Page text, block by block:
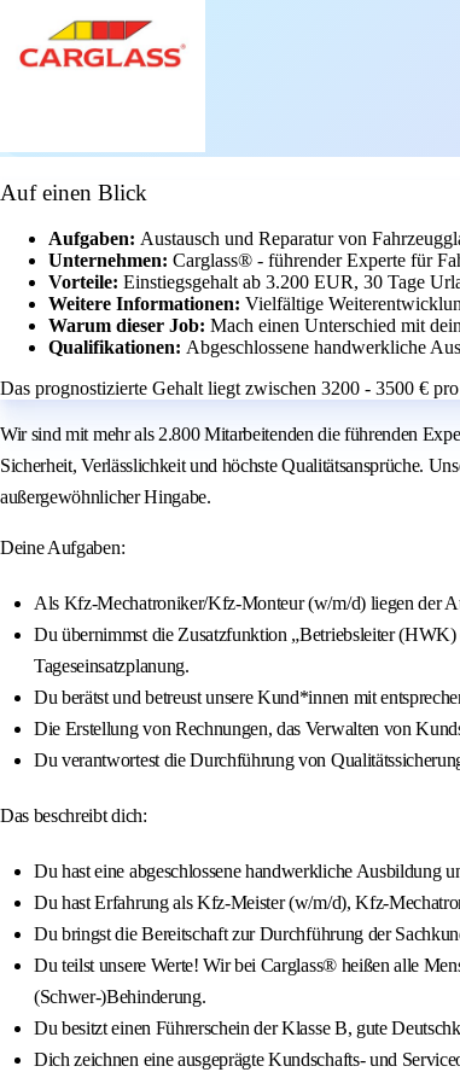
Auf einen Blick
Aufgaben: Austausch und Reparatur von
Unternehmen: Carglass® - führender Experte für
Vorteile: Einstiegsgehalt ab 3.200 EUR, 30 Tage
Weitere Informationen: Vielfältige
Warum dieser Job: Mach einen Unterschied mit
Qualifikationen: Abgeschlossene handwerkliche
Das prognostizierte Gehalt liegt zwischen 3200 - 3500 €
Wir sind mit mehr als 2.800 Mitarbeitenden die führenden
Sicherheit, Verlässlichkeit und höchste Qualitätsansprüche.
außergewöhnlicher Hingabe.
Deine Aufgaben:
Als Kfz-Mechatroniker/Kfz-Monteur (w/m/d) liegen der
Du übernimmst die Zusatzfunktion „Betriebsleiter
Tageseinsatzplanung.
Du berätst und betreust unsere Kund*innen mit
Die Erstellung von Rechnungen, das Verwalten von
Du verantwortest die Durchführung von
Das beschreibt dich:
Du hast eine abgeschlossene handwerkliche Ausbildung
Du hast Erfahrung als Kfz-Meister (w/m/d), Kfz-
Du bringst die Bereitschaft zur Durchführung der
Du teilst unsere Werte! Wir bei Carglass® heißen alle
(Schwer-)Behinderung.
Du besitzt einen Führerschein der Klasse B, gute
Dich zeichnen eine ausgeprägte Kundschafts- und